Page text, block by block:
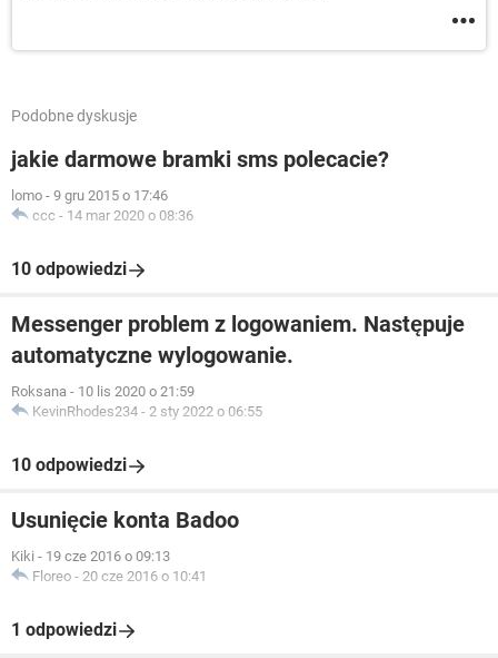
Podobne dyskusje
jakie darmowe bramki sms polecacie?
lomo - 9 gru 2015 o 17:46
ccc - 14 mar 2020 o 08:36
10 odpowiedzi
Messenger problem z logowaniem. Następuje
automatyczne wylogowanie.
Roksana - 10 lis 2020 o 21:59
KevinRhodes234 - 2 sty 2022 o 06:55
10 odpowiedzi
Usunięcie konta Badoo
Kiki - 19 cze 2016 o 09:13
Floreo - 20 cze 2016 o 10:41
1 odpowiedzi